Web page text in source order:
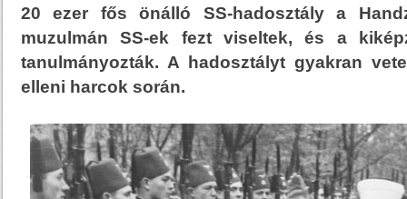
20 ezer fős önálló SS-hadosztály a
muzulmán SS-ek fezt viseltek, és a
tanulmányozták. A hadosztályt gyakran
elleni harcok során.